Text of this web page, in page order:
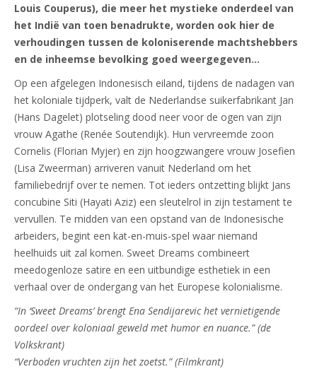
Louis Couperus), die meer het mystieke onderdeel van
het Indië van toen benadrukte, worden ook hier de
verhoudingen tussen de koloniserende machtshebbers
en de inheemse bevolking goed weergegeven…
Op een afgelegen Indonesisch eiland, tijdens de nadagen van
het koloniale tijdperk, valt de Nederlandse suikerfabrikant Jan
(Hans Dagelet) plotseling dood neer voor de ogen van zijn
vrouw Agathe (Renée Soutendijk). Hun vervreemde zoon
Cornelis (Florian Myjer) en zijn hoogzwangere vrouw Josefien
(Lisa Zweerman) arriveren vanuit Nederland om het
familiebedrijf over te nemen. Tot ieders ontzetting blijkt Jans
concubine Siti (Hayati Aziz) een sleutelrol in zijn testament te
vervullen. Te midden van een opstand van de Indonesische
arbeiders, begint een kat-en-muis-spel waar niemand
heelhuids uit zal komen. Sweet Dreams combineert
meedogenloze satire en een uitbundige esthetiek in een
verhaal over de ondergang van het Europese kolonialisme.
“In ‘Sweet Dreams’ brengt Ena Sendijarevic het vernietigende
oordeel over koloniaal geweld met humor en nuance.” (de
Volkskrant)
“Verboden vruchten zijn het zoetst.” (Filmkrant)